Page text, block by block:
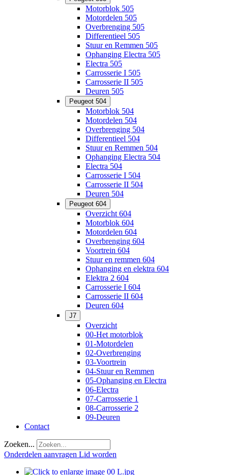
Motorblok 505
Motordelen 505
Overbrenging 505
Differentieel 505
Stuur en Remmen 505
Ophanging Electra 505
Electra 505
Carrosserie I 505
Carrosserie II 505
Deuren 505
Peugeot 504
Motorblok 504
Motordelen 504
Overbrenging 504
Differentieel 504
Stuur en Remmen 504
Ophanging Electra 504
Electra 504
Carrosserie I 504
Carrosserie II 504
Deuren 504
Peugeot 604
Overzicht 604
Motorblok 604
Motordelen 604
Overbrenging 604
Voortrein 604
Stuur en remmen 604
Ophanging en elektra 604
Elektra 2 604
Carrosserie I 604
Carrosserie II 604
Deuren 604
J7
Overzicht
00-Het motorblok
01-Motordelen
02-Overbrenging
03-Voortrein
04-Stuur en Remmen
05-Ophanging en Electra
06-Electra
07-Carrosserie 1
08-Carrosserie 2
09-Deuren
Contact
Zoeken...
Onderdelen aanvragen Lid worden